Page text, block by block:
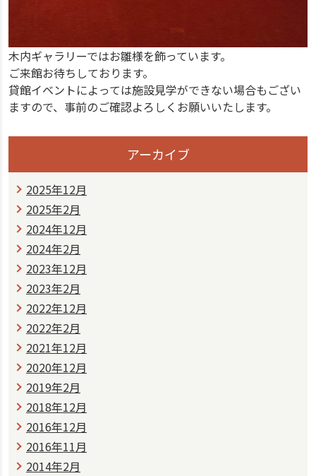
木内ギャラリーではお雛様を飾っています。
ご来館お待ちしております。
貸館イベントによっては施設見学ができない場合もござい
ますので、事前のご確認よろしくお願いいたします。
アーカイブ
2025年12月
2025年2月
2024年12月
2024年2月
2023年12月
2023年2月
2022年12月
2022年2月
2021年12月
2020年12月
2019年2月
2018年12月
2016年12月
2016年11月
2014年2月